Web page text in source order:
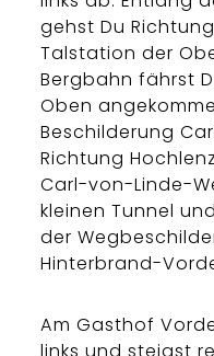
gehst Du
Talstation der
Bergbahn fährst
Oben
Beschilderung
Richtung
Carl-von-Linde-
kleinen Tunnel
der
Hinterbrand-
Am Gasthof